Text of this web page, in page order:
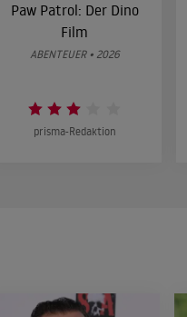
Paw Patrol: Der Dino
Film
ABENTEUER • 2026
prisma-Redaktion